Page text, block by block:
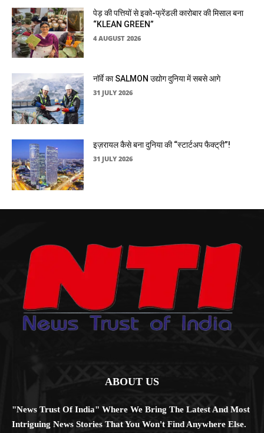
पेड़ की पत्तियों से इको-फ्रेंडली कारोबार की मिसाल बना
“KLEAN GREEN”
4 AUGUST 2026
नॉर्वे का SALMON उद्योग दुनिया में सबसे आगे
31 JULY 2026
इज़रायल कैसे बना दुनिया की “स्टार्टअप फैक्ट्री”!
31 JULY 2026
ABOUT US
"News Trust Of India" Where We Bring The Latest And Most
Intriguing News Stories That You Won't Find Anywhere Else.